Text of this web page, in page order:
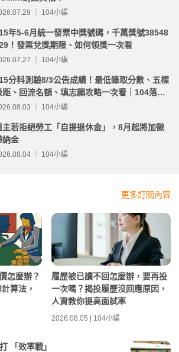
｜ 104小編
年5-6月統一發票中獎號碼，千萬獎號38548
！發票兌獎期限、如何領獎一次看
｜ 104小編
分科測驗8/3公告成績！最低錄取分數、五標
距、回流名額、填志願攻略一次看｜104落點
析
｜ 104小編
主若拒絕勞工「自提退休金」，8月起將加徵
納金
｜ 104小編
更多訂閱內容
怎麼辦？
算法，
履歷被已讀不回怎麼辦，要再投
一次嗎？揭投履歷沒回應原因，
人資教你提高面試率
2026.08.05 | 104小編
「效率戰」